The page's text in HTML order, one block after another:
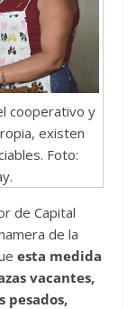
cooperativo y
existen
Foto:
de Capital
de la
esta medida
vacantes,
pesados,